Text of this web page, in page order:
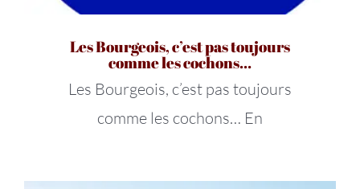
Les Bourgeois, c’est pas toujours
comme les cochons…
Les Bourgeois, c’est pas toujours
comme les cochons… En